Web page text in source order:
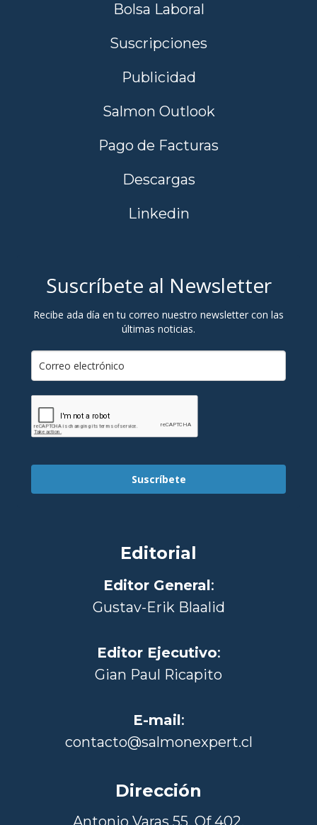
Bolsa Laboral
Suscripciones
Publicidad
Salmon Outlook
Pago de Facturas
Descargas
Linkedin
Suscríbete al Newsletter
Recibe ada día en tu correo nuestro newsletter con las
últimas noticias.
Suscríbete
Editorial
Editor General:
Gustav-Erik Blaalid
Editor Ejecutivo:
Gian Paul Ricapito
E-mail:
contacto@salmonexpert.cl
Dirección
Antonio Varas 55, Of 402,